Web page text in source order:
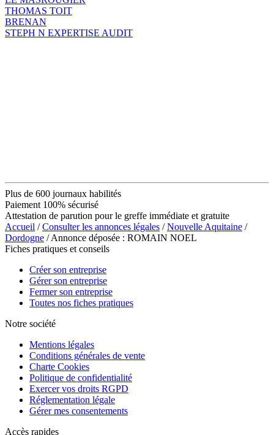
THOMAS TOIT
BRENAN
STEPH N EXPERTISE AUDIT
Plus de 600 journaux habilités
Paiement 100% sécurisé
Attestation de parution pour le greffe immédiate et gratuite
Accueil /Consulter les annonces légales /Nouvelle Aquitaine /
Dordogne / Annonce déposée : ROMAIN NOEL
Fiches pratiques et conseils
Créer son entreprise
Gérer son entreprise
Fermer son entreprise
Toutes nos fiches pratiques
Notre société
Mentions légales
Conditions générales de vente
Charte Cookies
Politique de confidentialité
Exercer vos droits RGPD
Réglementation légale
Gérer mes consentements
Accès rapides